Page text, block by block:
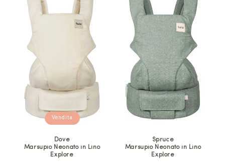
Vendita
Dove
Marsupio Neonato in Lino
Explore
Spruce
Marsupio Neonato in Lino
Explore